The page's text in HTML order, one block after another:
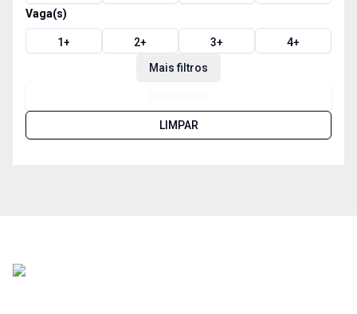
Vaga(s)
1+ 2+ 3+ 4+
Mais filtros
LIMPAR